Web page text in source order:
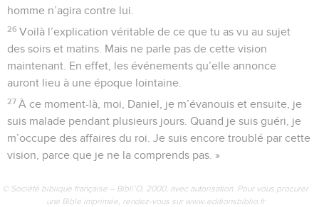
homme n’agira contre lui.
26 Voilà l’explication véritable de ce que tu as vu au sujet
des soirs et matins. Mais ne parle pas de cette vision
maintenant. En effet, les événements qu’elle annonce
auront lieu à une époque lointaine.
27 À ce moment-là, moi, Daniel, je m’évanouis et ensuite, je
suis malade pendant plusieurs jours. Quand je suis guéri, je
m’occupe des affaires du roi. Je suis encore troublé par cette
vision, parce que je ne la comprends pas. »
© Société biblique française – Bibli’O, 2000, avec autorisation. Pour vous procurer
une Bible imprimée, rendez-vous sur www.editionsbiblio.fr